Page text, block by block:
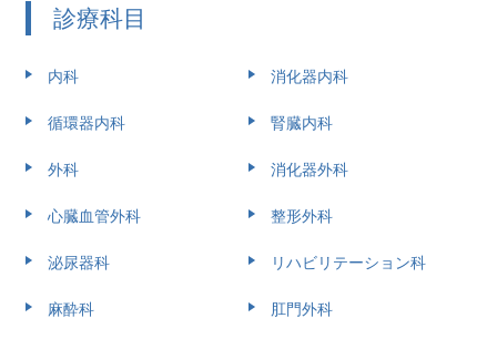
診療科目
内科 消化器内科
循環器内科 腎臓内科
外科 消化器外科
心臓血管外科 整形外科
泌尿器科 リハビリテーション科
麻酔科 肛門外科